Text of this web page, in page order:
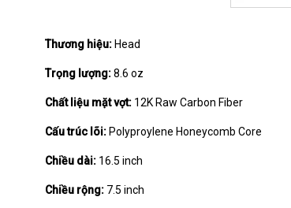
Thương hiệu: Head
Trọng lượng:8.6 oz
Chất liệu mặt vợt: 12K Raw Carbon Fiber
Cấu trúc lõi: Polyproylene Honeycomb Core
Chiều dài: 16.5 inch
Chiều rộng: 7.5 inch